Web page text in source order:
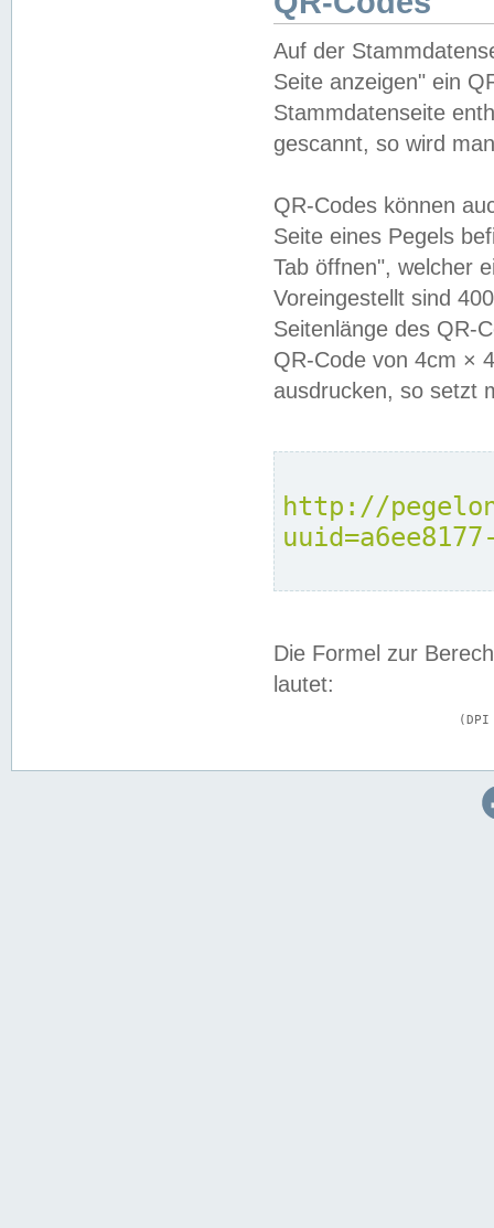
Auf der
Seite anzeigen" ein
Stammdatenseite
gescannt, so wird
QR-Codes können
Seite eines Pegels
Tab öffnen", welcher
Voreingestellt sind
Seitenlänge des QR-
QR-Code von 4cm ×
ausdrucken, so setzt
http://
Die Formel zur
lautet: